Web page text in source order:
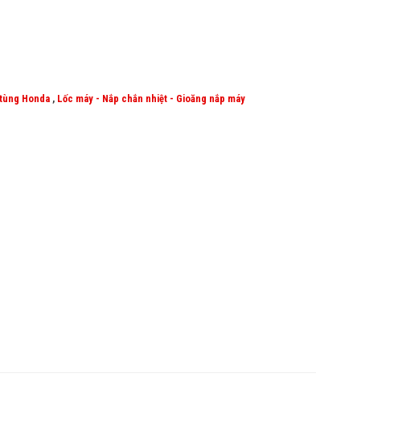
Honda, Lốc máy - Nắp chắn nhiệt - Gioăng nắp máy